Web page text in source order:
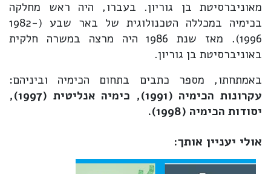
מאוניברסיטת בן גוריון. בעברו, היה ראש מחלקה
בכימיה במכללה הטכנולוגית של באר שבע (1982-
1996). מאז שנת 1986 היה מרצה במשרה חלקית
באוניברסיטת בן גוריון.
באמתחתו, מספר כתבים בתחום הכימיה וביניהם:
עקרונות הכימיה (1991), כימיה אנליטית (1997),
יסודות הכימיה (1998).
אולי יעניין אותך: